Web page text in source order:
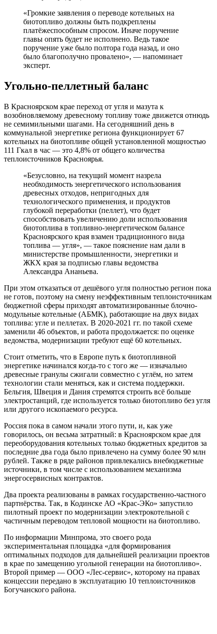
«Громкие заявления о переводе котельных на
биотопливо должны быть подкреплены
платёжеспособным спросом. Иначе поручение
главы опять будет не исполнено. Ведь такое
поручение уже было полтора года назад, и оно
было благополучно провалено», — напоминает
эксперт.
Угольно-пеллетный баланс
В Красноярском крае переход от угля и мазута к
возобновляемому древесному топливу тоже движется отнюдь
не семимильными шагами. На сегодняшний день в
коммунальной энергетике региона функционирует 67
котельных на биотопливе общей установленной мощностью
111 Гкал в час — это 4,8% от общего количества
теплоисточников Красноярья.
«Безусловно, на текущий момент назрела
необходимость энергетического использования
древесных отходов, непригодных для
технологического применения, и продуктов
глубокой переработки (пеллет), что будет
способствовать увеличению доли использования
биотоплива в топливно-энергетическом балансе
Красноярского края взамен традиционного вида
топлива — угля», — такое пояснение нам дали в
министерстве промышленности, энергетики и
ЖКХ края за подписью главы ведомства
Александра Ананьева.
При этом отказаться от дешёвого угля полностью регион пока
не готов, поэтому на смену неэффективным теплоисточникам
бюджетной сферы приходят автоматизированные блочно-
модульные котельные (АБМК), работающие на двух видах
топлива: угле и пеллетах. В 2020-2021 гг. по такой схеме
заменили 46 объектов, и работа продолжается: по оценке
ведомства, модернизации требуют ещё 60 котельных.
Стоит отметить, что в Европе путь к биотопливной
энергетике начинался когда-то с того же — изначально
древесные гранулы сжигали совместно с углём, но затем
технологии стали меняться, как и система поддержки.
Бельгия, Швеция и Дания стремятся строить всё больше
электростанций, где используется только биотопливо без угля
или другого ископаемого ресурса.
Россия пока в самом начали этого пути, и, как уже
говорилось, он весьма затратный: в Красноярском крае для
переоборудования котельных только бюджетных кредитов за
последние два года было привлечено на сумму более 90 млн
рублей. Также в ряде районов привлекались внебюджетные
источники, в том числе с использованием механизма
энергосервисных контрактов.
Два проекта реализованы в рамках государственно-частного
партнёрства. Так, в Кодинске АО «Крас-ЭКо» запустило
пилотный проект по модернизации электрокотельной с
частичным переводом тепловой мощности на биотопливо.
По информации Минпрома, это своего рода
экспериментальная площадка «для формирования
оптимальных подходов для дальнейшей реализации проектов
в крае по замещению угольной генерации на биотопливо».
Второй пример — ООО «Лес-сервис», которому на правах
концессии передано в эксплуатацию 10 теплоисточников
Богучанского района.